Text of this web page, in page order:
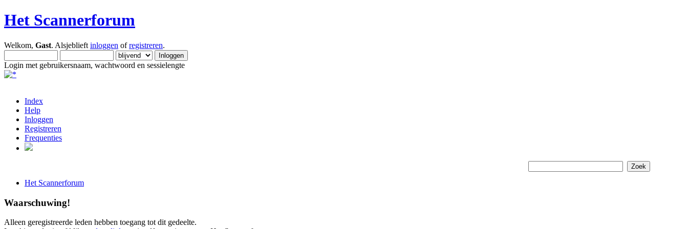
Het Scannerforum
Welkom, Gast. Alsjeblieft inloggen ofregistreren.
Login met gebruikersnaam, wachtwoord en sessielengte
Index
Help
Inloggen
Registreren
Frequenties
Het Scannerforum
Waarschuwing!
Alleen geregistreerde leden hebben toegang tot dit gedeelte.